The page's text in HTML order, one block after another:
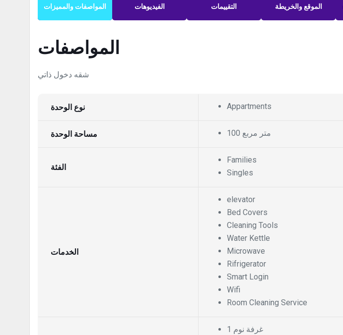
المواصفات والمميزات الفيديوهات التقييمات الموقع والخريطة
المواصفات
شقه دخول ذاتي
نوع الوحدة Appartments
مساحة الوحدة 100 متر مربع
الفئة
Families
Singles
الخدمات
elevator
Bed Covers
Cleaning Tools
Water Kettle
Microwave
Rifrigerator
Smart Login
Wifi
Room Cleaning Service
1 غرفة نوم